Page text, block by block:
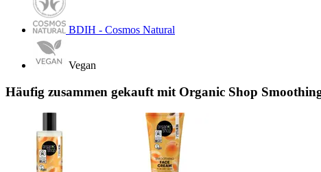
BDIH - Cosmos Natural
Vegan
Häufig zusammen gekauft mit Organic Shop